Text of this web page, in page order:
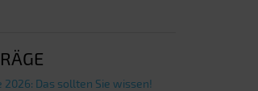
Das sollten Sie wissen!